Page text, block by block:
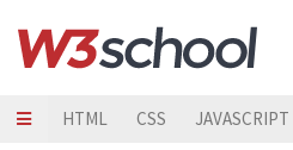
HTML CSS JAVASCRIPT